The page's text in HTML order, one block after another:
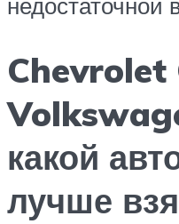
Chevrolet
какой
лучше